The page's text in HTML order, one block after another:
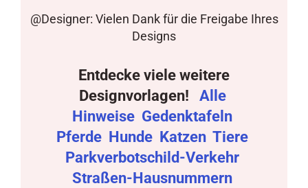
@Designer: Vielen Dank für die Freigabe Ihres
Designs
Entdecke viele weitere
Designvorlagen!
Alle
Hinweise Gedenktafeln
Pferde Hunde Katzen Tiere
Parkverbotschild-Verkehr
Straßen-Hausnummern